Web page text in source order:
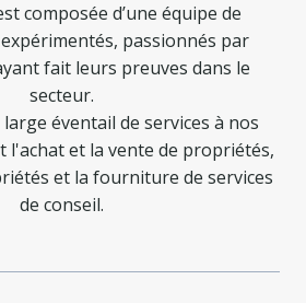
composée d’une équipe de
passionnés par
fait leurs preuves dans le
secteur.
éventail de services à nos
l'achat et la vente de propriétés,
et la fourniture de services
de conseil.